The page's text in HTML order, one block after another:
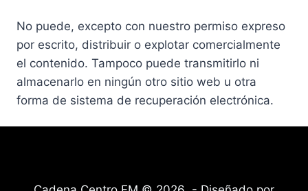
No puede, excepto con nuestro permiso expreso
por escrito, distribuir o explotar comercialmente
el contenido. Tampoco puede transmitirlo ni
almacenarlo en ningún otro sitio web u otra
forma de sistema de recuperación electrónica.